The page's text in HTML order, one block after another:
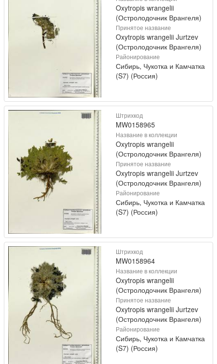
Oxytropis wrangelii
(Остролодочник Врангеля)
Принятое название
Oxytropis wrangelii Jurtzev
(Остролодочник Врангеля)
Районирование
Сибирь, Чукотка и Камчатка
(S7) (Россия)
Штрихкод
MW0158965
Название в коллекции
Oxytropis wrangelii
(Остролодочник Врангеля)
Принятое название
Oxytropis wrangelii Jurtzev
(Остролодочник Врангеля)
Районирование
Сибирь, Чукотка и Камчатка
(S7) (Россия)
Штрихкод
MW0158964
Название в коллекции
Oxytropis wrangelii
(Остролодочник Врангеля)
Принятое название
Oxytropis wrangelii Jurtzev
(Остролодочник Врангеля)
Районирование
Сибирь, Чукотка и Камчатка
(S7) (Россия)